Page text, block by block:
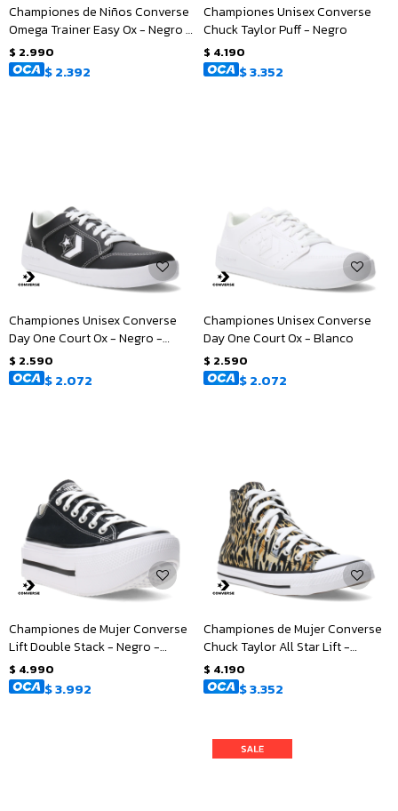
Championes de Niños Converse
Omega Trainer Easy Ox - Negro -
Blanco
$ 2.990
$2.392
Championes Unisex Converse
Chuck Taylor Puff - Negro
$ 4.190
$3.352
Championes Unisex Converse
Day One Court Ox - Negro -
Blanco
$ 2.590
$2.072
Championes Unisex Converse
Day One Court Ox - Blanco
$ 2.590
$2.072
Championes de Mujer Converse
Lift Double Stack - Negro -
Blanco
$ 4.990
$3.992
Championes de Mujer Converse
Chuck Taylor All Star Lift -
Animal Print
$ 4.190
$3.352